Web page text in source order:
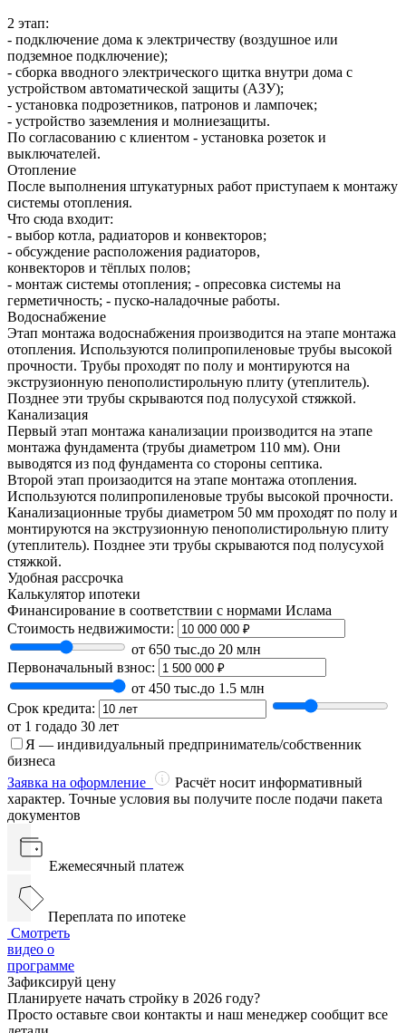
2 этап:
- подключение дома к электричеству (воздушное или
подземное подключение);
- сборка вводного электрического щитка внутри дома с
устройством автоматической защиты (АЗУ);
- установка подрозетников, патронов и лампочек;
- устройство заземления и молниезащиты.
По согласованию с клиентом - установка розеток и
выключателей.
Отопление
После выполнения штукатурных работ приступаем к монтажу
системы отопления.
Что сюда входит:
- выбор котла, радиаторов и конвекторов;
- обсуждение расположения радиаторов,
конвекторов и тёплых полов;
- монтаж системы отопления; - опресовка системы на
герметичность; - пуско-наладочные работы.
Водоснабжение
Этап монтажа водоснабжения производится на этапе монтажа
отопления. Используются полипропиленовые трубы высокой
прочности. Трубы проходят по полу и монтируются на
экструзионную пенополистирольную плиту (утеплитель).
Позднее эти трубы скрываются под полусухой стяжкой.
Канализация
Первый этап монтажа канализации производится на этапе
монтажа фундамента (трубы диаметром 110 мм). Они
выводятся из под фундамента со стороны септика.
Второй этап произаодится на этапе монтажа отопления.
Используются полипропиленовые трубы высокой прочности.
Канализационные трубы диаметром 50 мм проходят по полу и
монтируются на экструзионную пенополистирольную плиту
(утеплитель). Позднее эти трубы скрываются под полусухой
стяжкой.
Удобная рассрочка
Калькулятор ипотеки
Финансирование в соответствии с нормами Ислама
Стоимость недвижимости:
от 650 тыс.до 20 млн
Первоначальный взнос:
от 450 тыс.до 1.5 млн
Срок кредита:
от 1 годадо 30 лет
Я — индивидуальный предприниматель/собственник
бизнеса
Заявка на оформление
Расчёт носит информативный
характер. Точные условия вы получите после подачи пакета
документов
Ежемесячный платеж
Переплата по ипотеке
Смотреть
видео о
программе
Зафиксируй цену
Планируете начать стройку в 2026 году?
Просто оставьте свои контакты и наш менеджер сообщит все